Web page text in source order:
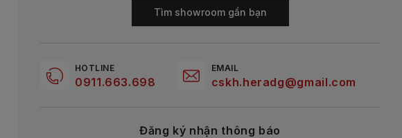
Tìm showroom gần bạn
HOTLINE
0911.663.698
EMAIL
cskh.heradg@gmail.com
Đăng ký nhận thông báo